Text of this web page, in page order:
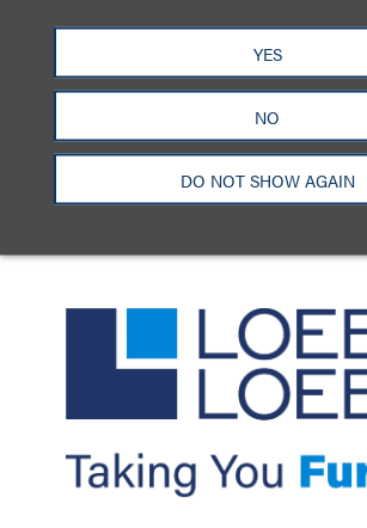
YES
NO
DO NOT SHOW AGAIN
芝加哥
华盛顿特区
旧金山 泰森斯
香港
LinkedIn
Facebook X
隐私政策 使用条款